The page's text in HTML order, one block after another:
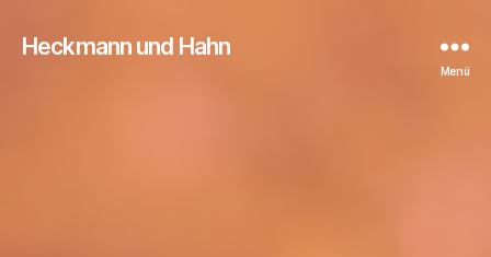
Heckmann und Hahn
Menü